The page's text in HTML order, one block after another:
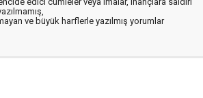
ve büyük harflerle yazılmış yorumlar